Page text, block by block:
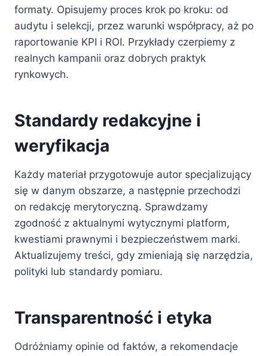
formaty. Opisujemy proces krok po kroku: od
audytu i selekcji, przez warunki współpracy, aż po
raportowanie KPI i ROI. Przykłady czerpiemy z
realnych kampanii oraz dobrych praktyk
rynkowych.
Standardy redakcyjne i
weryfikacja
Każdy materiał przygotowuje autor specjalizujący
się w danym obszarze, a następnie przechodzi
on redakcję merytoryczną. Sprawdzamy
zgodność z aktualnymi wytycznymi platform,
kwestiami prawnymi i bezpieczeństwem marki.
Aktualizujemy treści, gdy zmieniają się narzędzia,
polityki lub standardy pomiaru.
Transparentność i etyka
Odróżniamy opinie od faktów, a rekomendacje